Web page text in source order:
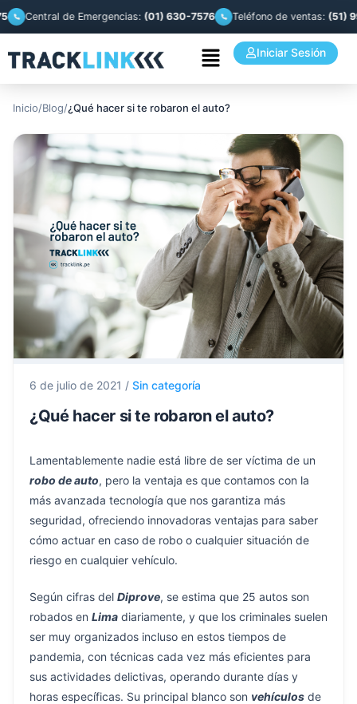
Central de Emergencias:(01) 630-7576 Teléfono de ventas:(51) 993
Iniciar Sesión
Inicio/Blog/¿Qué hacer si te robaron el auto?
6 de julio de 2021 / Sin categoría
¿Qué hacer si te robaron el auto?
Lamentablemente nadie está libre de ser víctima de un
robo de auto, pero la ventaja es que contamos con la
más avanzada tecnología que nos garantiza más
seguridad, ofreciendo innovadoras ventajas para saber
cómo actuar en caso de robo o cualquier situación de
riesgo en cualquier vehículo.
Según cifras del Diprove, se estima que 25 autos son
robados en Lima diariamente, y que los criminales suelen
ser muy organizados incluso en estos tiempos de
pandemia, con técnicas cada vez más eficientes para
sus actividades delictivas, operando durante días y
horas específicas. Su principal blanco son vehículos de